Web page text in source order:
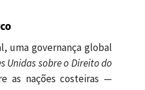
uma governança global
Unidas sobre o Direito do
as nações costeiras —